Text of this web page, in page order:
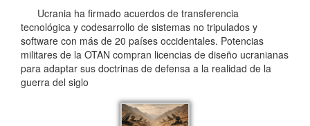
Ucrania ha firmado acuerdos de transferencia
tecnológica y codesarrollo de sistemas no tripulados y
software con más de 20 países occidentales. Potencias
militares de la OTAN compran licencias de diseño ucranianas
para adaptar sus doctrinas de defensa a la realidad de la
guerra del siglo